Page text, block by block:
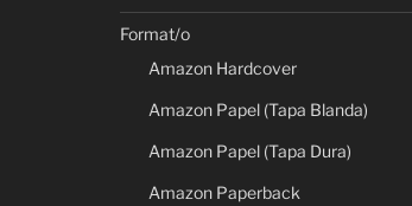
Format/o
Amazon Hardcover
Amazon Papel (Tapa Blanda)
Amazon Papel (Tapa Dura)
Amazon Paperback